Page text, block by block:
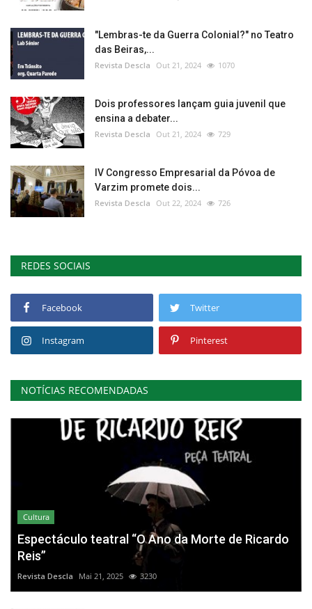
"Lembras-te da Guerra Colonial?" no Teatro
das Beiras,...
Revista Descla Out 21, 2024 1070
Dois professores lançam guia juvenil que
ensina a debater...
Revista Descla Out 21, 2024 729
IV Congresso Empresarial da Póvoa de
Varzim promete dois...
Revista Descla Out 22, 2024 726
REDES SOCIAIS
Facebook Twitter
Instagram Pinterest
NOTÍCIAS RECOMENDADAS
Cultura
Espectáculo teatral “O Ano da Morte de Ricardo
Reis”
Revista Descla Mai 21, 2025 3230